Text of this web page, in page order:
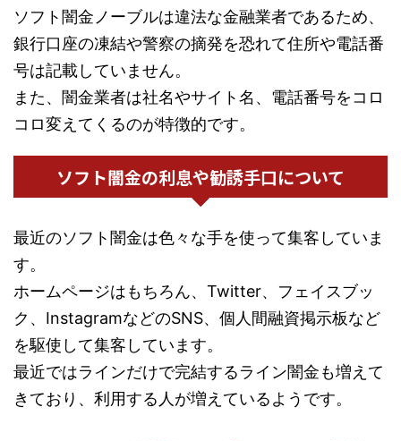
ソフト闇金ノーブルは違法な金融業者であるため、
銀行口座の凍結や警察の摘発を恐れて住所や電話番
号は記載していません。
また、闇金業者は社名やサイト名、電話番号をコロ
コロ変えてくるのが特徴的です。
ソフト闇金の利息や勧誘手口について
最近のソフト闇金は色々な手を使って集客していま
す。
ホームページはもちろん、Twitter、フェイスブッ
ク、InstagramなどのSNS、個人間融資掲示板など
を駆使して集客しています。
最近ではラインだけで完結するライン闇金も増えて
きており、利用する人が増えているようです。